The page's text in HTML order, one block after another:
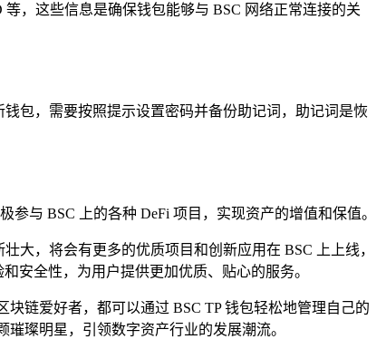
，这些信息是确保钱包能够与 BSC 网络正常连接的关
包，需要按照提示设置密码并备份助记词，助记词是恢
与 BSC 上的各种 DeFi 项目，实现资产的增值和保值。
大，将会有更多的优质项目和创新应用在 BSC 上上线，
安全性，为用户提供更加优质、贴心的服务。
链爱好者，都可以通过 BSC TP 钱包轻松地管理自己的
璨明星，引领数字资产行业的发展潮流。